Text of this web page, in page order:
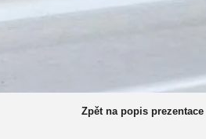
Zpět na popis prezentace